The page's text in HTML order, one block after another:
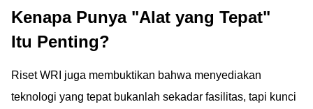
Kenapa Punya "Alat yang Tepat"
Itu Penting?
Riset WRI juga membuktikan bahwa menyediakan
teknologi yang tepat bukanlah sekadar fasilitas, tapi kunci